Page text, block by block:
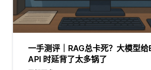
一手测评｜RAG总卡死？大模型
API 时延背了太多锅了